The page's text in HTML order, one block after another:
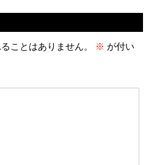
ことはありません。 ※ が付い